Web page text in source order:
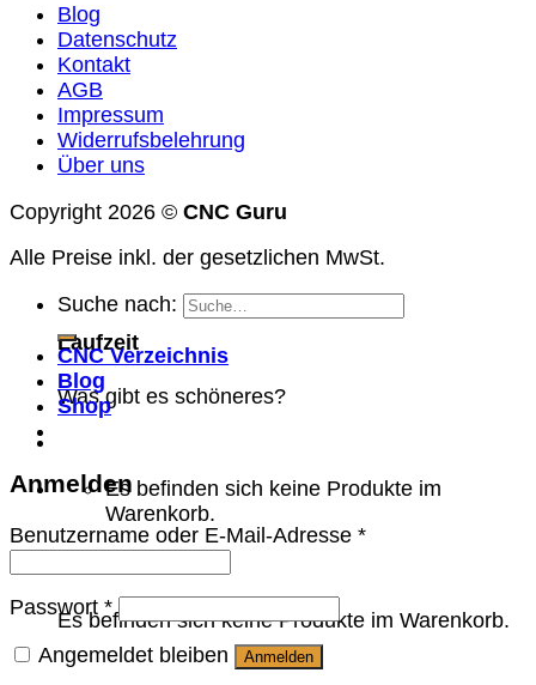
Laufzeit
Was gibt es schöneres?
Es befinden sich keine Produkte im
Warenkorb.
Es befinden sich keine Produkte im Warenkorb.
Blog
Datenschutz
Kontakt
AGB
Impressum
Widerrufsbelehrung
Über uns
Copyright 2026 © CNC Guru
Alle Preise inkl. der gesetzlichen MwSt.
Suche nach:
CNC Verzeichnis
Blog
Shop
Anmelden
Benutzername oder E-Mail-Adresse *
Passwort *
Angemeldet bleiben
Anmelden